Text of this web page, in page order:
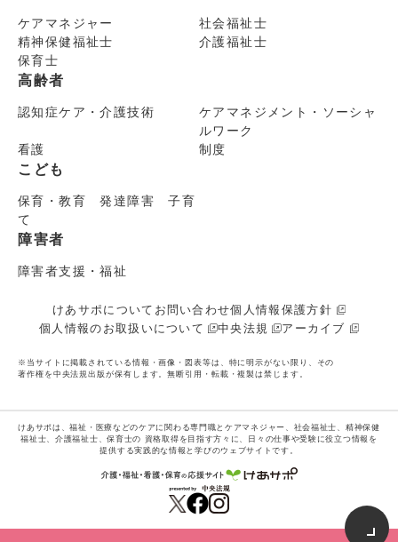
ケアマネジャー
社会福祉士
精神保健福祉士
介護福祉士
保育士
高齢者
認知症ケア・介護技術
ケアマネジメント・ソーシャ
ルワーク
看護
制度
こども
保育・教育 発達障害 子育
て
障害者
障害者支援・福祉
けあサポについて お問い合わせ個人情報保護方針
個人情報のお取扱いについて
中央法規 アーカイブ
※当サイトに掲載されている情報・画像・図表等は、特に明示がない限り、その
著作権を中央法規出版が保有します。無断引用・転載・複製は禁じます。
けあサポは、福祉・医療などのケアに関わる専門職とケアマネジャー、社会福祉士、精神保健
福祉士、介護福祉士、保育士の 資格取得を目指す方々に、日々の仕事や受験に役立つ情報を
提供する実践的な情報と学びのウェブサイトです。